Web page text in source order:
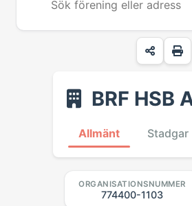
BRF HSB
Allmänt Stadgar
ORGANISATIONSNUMMER
774400-1103